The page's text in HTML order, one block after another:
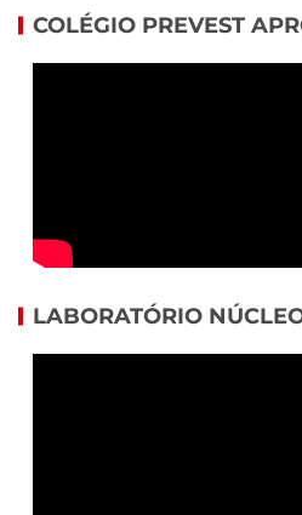
COLÉGIO PREVEST
LABORATÓRIO